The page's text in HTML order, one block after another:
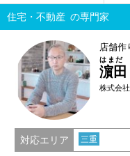
住宅・不動産 の専門家
店舗作
濵
はまだ
株式会
対応エリア 三重